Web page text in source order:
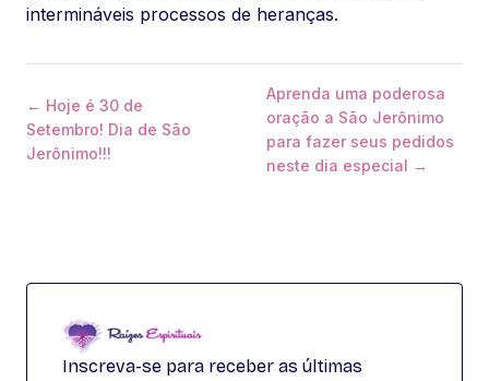
intermináveis processos de heranças.
← Hoje é 30 de
Setembro! Dia de São
Jerônimo!!!
Aprenda uma poderosa
oração a São Jerônimo
para fazer seus pedidos
neste dia especial →
Inscreva-se para receber as últimas